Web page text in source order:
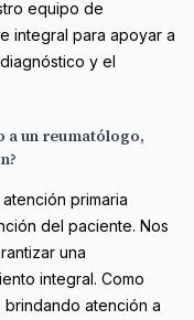
equipo de
integral para apoyar a
y el
a un reumatólogo,
primaria
del paciente. Nos
una
integral. Como
atención a